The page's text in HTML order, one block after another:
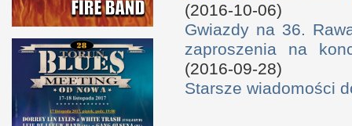
(2016-10-06)
Gwiazdy na 36.
zaproszenia na
(2016-09-28)
Starsze wiadomości